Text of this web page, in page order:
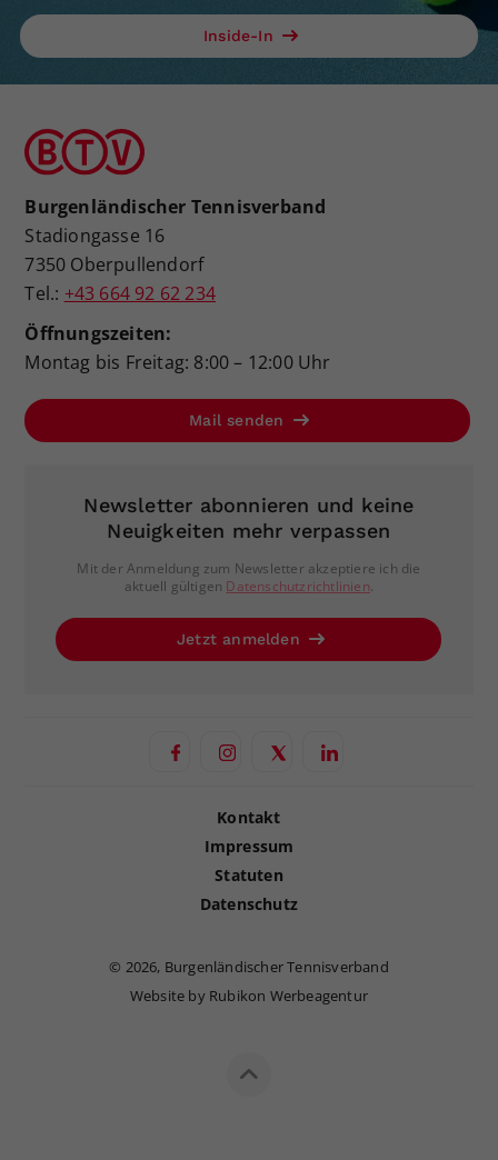
Inside-In
Burgenländischer Tennisverband
Stadiongasse 16
7350 Oberpullendorf
Tel.: +43 664 92 62 234
Öffnungszeiten:
Montag bis Freitag: 8:00 – 12:00 Uhr
Mail senden
Newsletter abonnieren und keine
Neuigkeiten mehr verpassen
Mit der Anmeldung zum Newsletter akzeptiere ich die
aktuell gültigen Datenschutzrichtlinien.
Jetzt anmelden
Kontakt
Impressum
Statuten
Datenschutz
© 2026, Burgenländischer Tennisverband
Website by Rubikon Werbeagentur